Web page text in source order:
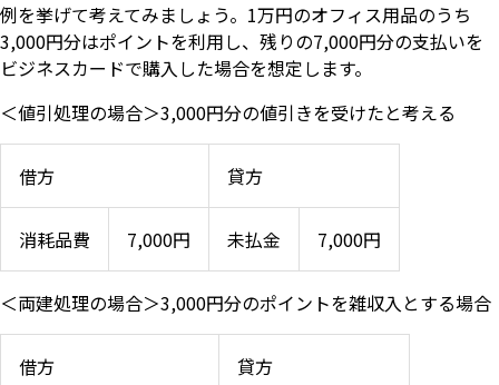
例を挙げて考えてみましょう。1万円のオフィス用品のうち
3,000円分はポイントを利用し、残りの7,000円分の支払いを
ビジネスカードで購入した場合を想定します。
＜値引処理の場合＞3,000円分の値引きを受けたと考える
借方 貸方
消耗品費 7,000円 未払金 7,000円
＜両建処理の場合＞3,000円分のポイントを雑収入とする場合
借方 貸方